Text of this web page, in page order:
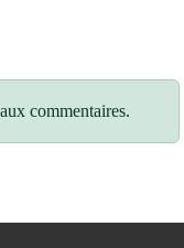
commentaires.